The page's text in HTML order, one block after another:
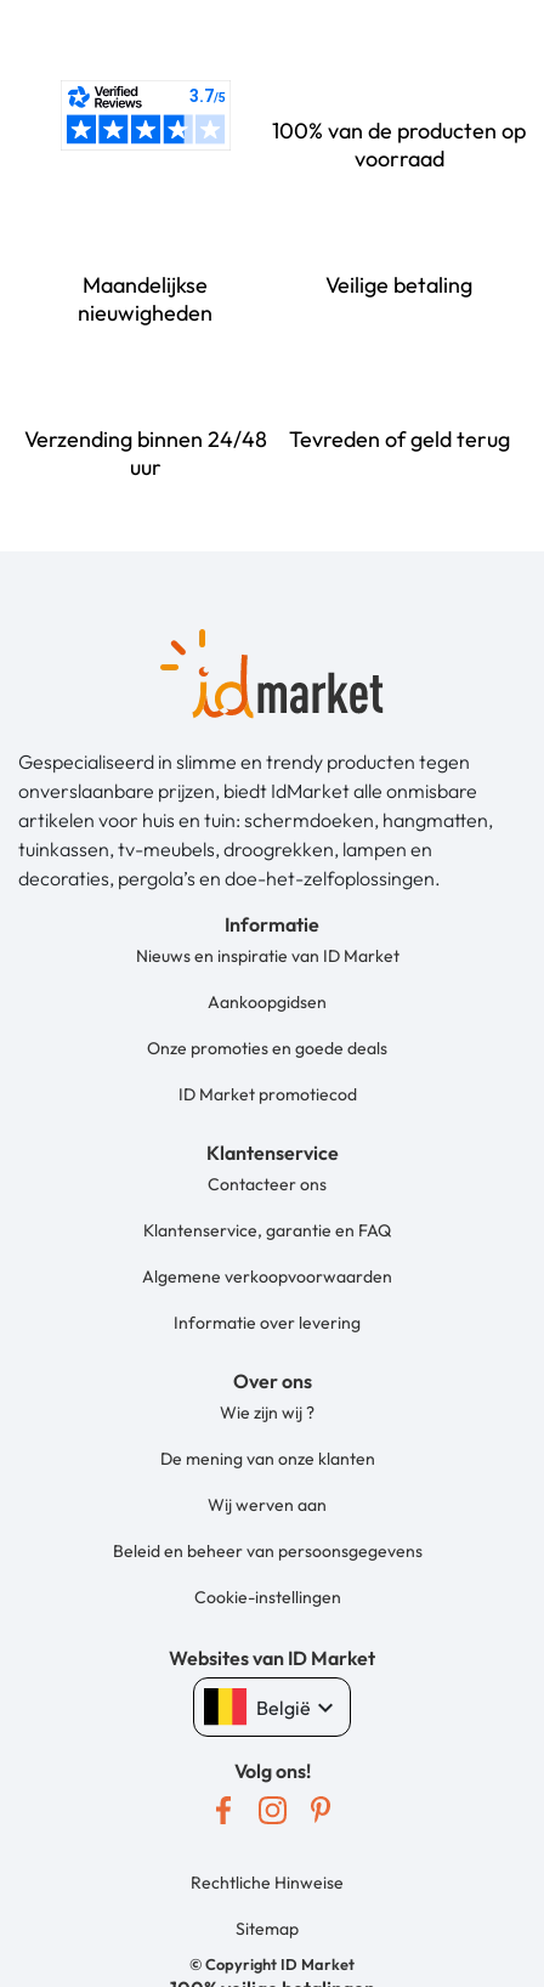
100% van de producten op
voorraad
Maandelijkse
nieuwigheden
Veilige betaling
Verzending binnen 24/48
uur
Tevreden of geld terug
Gespecialiseerd in slimme en trendy producten tegen
onverslaanbare prijzen, biedt IdMarket alle onmisbare
artikelen voor huis en tuin: schermdoeken, hangmatten,
tuinkassen, tv-meubels, droogrekken, lampen en
decoraties, pergola’s en doe-het-zelfoplossingen.
Informatie
Nieuws en inspiratie van ID Market
Aankoopgidsen
Onze promoties en goede deals
ID Market promotiecod
Klantenservice
Contacteer ons
Klantenservice, garantie en FAQ
Algemene verkoopvoorwaarden
Informatie over levering
Over ons
Wie zijn wij ?
De mening van onze klanten
Wij werven aan
Beleid en beheer van persoonsgegevens
Cookie-instellingen
Websites van ID Market
België keyboard_arrow_down
Volg ons!
© Copyright ID Market
Rechtliche Hinweise
Sitemap